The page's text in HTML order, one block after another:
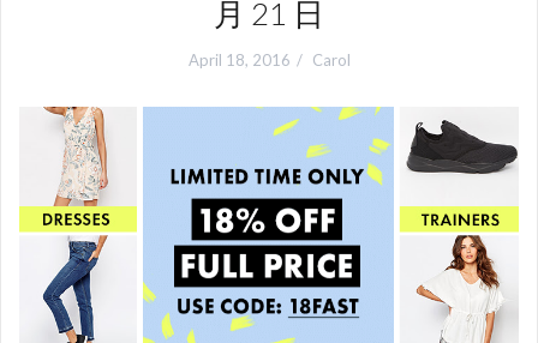
月 21 日
April 18, 2016 Carol